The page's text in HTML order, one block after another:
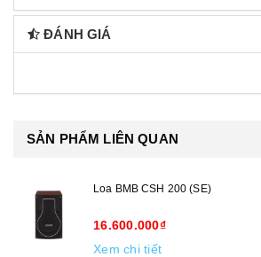
ĐÁNH GIÁ
SẢN PHẨM LIÊN QUAN
Loa BMB CSH 200 (SE)
16.600.000₫
Xem chi tiết